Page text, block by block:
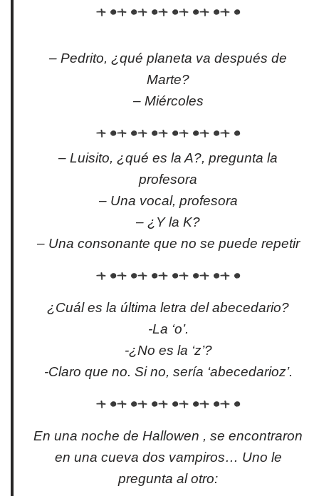
– Pedrito, ¿qué planeta va después de
Marte?
– Miércoles
– Luisito, ¿qué es la A?, pregunta la
profesora
– Una vocal, profesora
– ¿Y la K?
– Una consonante que no se puede repetir
¿Cuál es la última letra del abecedario?
-La ‘o’.
-¿No es la ‘z’?
-Claro que no. Si no, sería ‘abecedarioz’.
En una noche de Hallowen , se encontraron
en una cueva dos vampiros… Uno le
pregunta al otro: